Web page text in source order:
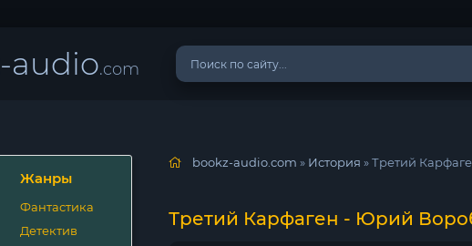
-audio.com
Жанры
Фантастика
Детектив
bookz-audio.com » История » Третий
Третий Карфаген - Юрий